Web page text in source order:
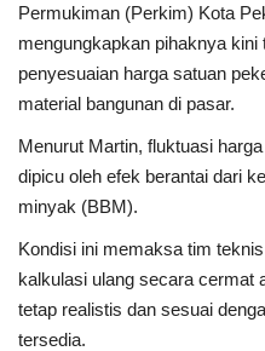
Permukiman (Perkim) Kota
mengungkapkan pihaknya
penyesuaian harga satuan
material bangunan di pasar.
Menurut Martin, fluktuasi
dipicu oleh efek berantai dari
minyak (BBM).
Kondisi ini memaksa tim
kalkulasi ulang secara cermat
tetap realistis dan sesuai
tersedia.